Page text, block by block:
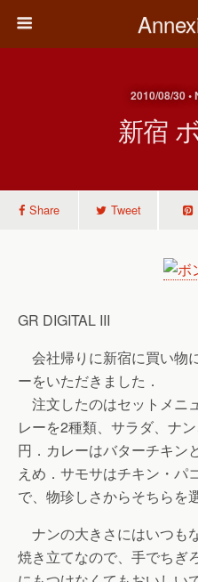
2010/08/30 •
新宿
Share Tweet
GR DIGITAL III
会社帰りに新宿に買い物
ーをいただきました．
注文したのはセットメニ
レーを2種類、サラダ、ナ
円．カレーはバターチキン
えめ．サモサはチキン・パ
で、物珍しさからそちらを
ナンの大きさにはいつも
焼き立てなので、手でちぎ